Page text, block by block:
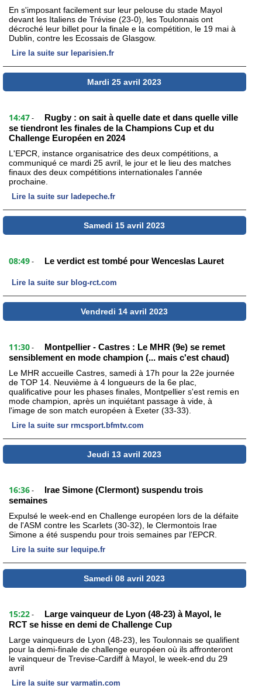
En s'imposant facilement sur leur pelouse du stade Mayol
devant les Italiens de Trévise (23-0), les Toulonnais ont
décroché leur billet pour la finale e la compétition, le 19 mai à
Dublin, contre les Ecossais de Glasgow.
Lire la suite sur leparisien.fr
Mardi 25 avril 2023
14:47 -
Rugby : on sait à quelle date et dans quelle ville
se tiendront les finales de la Champions Cup et du
Challenge Européen en 2024
L'EPCR, instance organisatrice des deux compétitions, a
communiqué ce mardi 25 avril, le jour et le lieu des matches
finaux des deux compétitions internationales l'année
prochaine.
Lire la suite sur ladepeche.fr
Samedi 15 avril 2023
08:49 - Le verdict est tombé pour Wenceslas Lauret
Lire la suite sur blog-rct.com
Vendredi 14 avril 2023
11:30 -
Montpellier - Castres : Le MHR (9e) se remet
sensiblement en mode champion (... mais c'est chaud)
Le MHR accueille Castres, samedi à 17h pour la 22e journée
de TOP 14. Neuvième à 4 longueurs de la 6e plac,
qualificative pour les phases finales, Montpellier s'est remis en
mode champion, après un inquiétant passage à vide, à
l'image de son match européen à Exeter (33-33).
Lire la suite sur rmcsport.bfmtv.com
Jeudi 13 avril 2023
16:36 -
Irae Simone (Clermont) suspendu trois
semaines
Expulsé le week-end en Challenge européen lors de la défaite
de l'ASM contre les Scarlets (30-32), le Clermontois Irae
Simone a été suspendu pour trois semaines par l'EPCR.
Lire la suite sur lequipe.fr
Samedi 08 avril 2023
15:22 -
Large vainqueur de Lyon (48-23) à Mayol, le
RCT se hisse en demi de Challenge Cup
Large vainqueurs de Lyon (48-23), les Toulonnais se qualifient
pour la demi-finale de challenge européen où ils affronteront
le vainqueur de Trevise-Cardiff à Mayol, le week-end du 29
avril
Lire la suite sur varmatin.com